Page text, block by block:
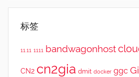
标签
11.11 1111 bandwagonhost
CN2 cn2gia dmit docker ggc